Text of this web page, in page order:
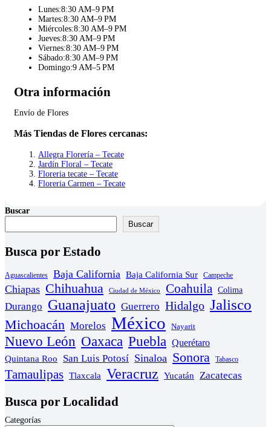
Lunes:8:30 AM–9 PM
Martes:8:30 AM–9 PM
Miércoles:8:30 AM–9 PM
Jueves:8:30 AM–9 PM
Viernes:8:30 AM–9 PM
Sábado:8:30 AM–9 PM
Domingo:9 AM–5 PM
Otra información
Envío de Flores
Más Tiendas de Flores cercanas:
Allegra Florería – Tecate
Jardín Floral – Tecate
Floreria tecate – Tecate
Floreria Carmen – Tecate
Buscar
Buscar
Busca por Estado
Aguascalientes Baja California Baja California Sur Campeche
Chiapas Chihuahua Ciudad de México Coahuila Colima
Durango Guanajuato Guerrero Hidalgo Jalisco
Michoacán Morelos México Nayarit
Nuevo León Oaxaca Puebla Querétaro
Quintana Roo San Luis Potosí Sinaloa Sonora Tabasco
Tamaulipas Tlaxcala Veracruz Yucatán Zacatecas
Busca por Localidad
Categorías